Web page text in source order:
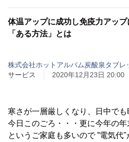
体温アップに成功し免疫力アッ
「ある方法」とは
株式会社ホットアルバム炭酸泉タブレ
サービス
2020年12月23日 20:00
寒さが一層厳しくなり、日中で
今日このごろ・・・更に今年の年
というご家庭も多いので ”電気代